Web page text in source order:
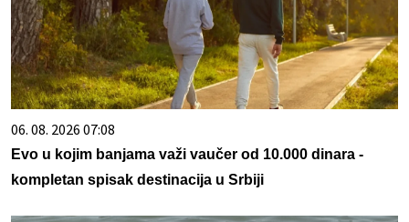
06. 08. 2026 07:08
Evo u kojim banjama važi vaučer od 10.000 dinara -
kompletan spisak destinacija u Srbiji